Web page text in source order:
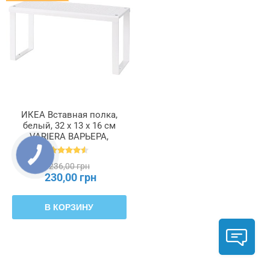
ИКЕА Вставная полка,
белый, 32 x 13 x 16 см
VARIERA ВАРЬЕРА,
801.366.22
236,00 грн
230,00 грн
В КОРЗИНУ